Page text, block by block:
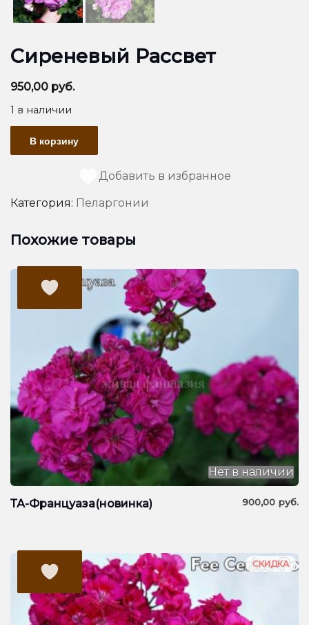
Сиреневый Рассвет
950,00 руб.
1 в наличии
Количество
товара
Сиреневый
В корзину
Добавить в избранное
Категория: Пеларгонии
Похожие товары
ТА-Француаза(новинка) 900,00 руб.
Нет в наличии
СКИДКА